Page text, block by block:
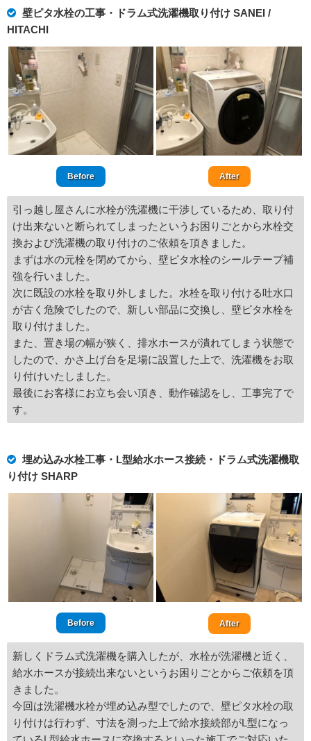
壁ピタ水栓の工事・ドラム式洗濯機取り付け SANEI /
HITACHI
Before After
引っ越し屋さんに水栓が洗濯機に干渉しているため、取り付
け出来ないと断られてしまったというお困りごとから水栓交
換および洗濯機の取り付けのご依頼を頂きました。
まずは水の元栓を閉めてから、壁ピタ水栓のシールテープ補
強を行いました。
次に既設の水栓を取り外しました。水栓を取り付ける吐水口
が古く危険でしたので、新しい部品に交換し、壁ピタ水栓を
取り付けました。
また、置き場の幅が狭く、排水ホースが潰れてしまう状態で
したので、かさ上げ台を足場に設置した上で、洗濯機をお取
り付けいたしました。
最後にお客様にお立ち会い頂き、動作確認をし、工事完了で
す。
埋め込み水栓工事・L型給水ホース接続・ドラム式洗濯機取
り付け SHARP
Before After
新しくドラム式洗濯機を購入したが、水栓が洗濯機と近く、
給水ホースが接続出来ないというお困りごとからご依頼を頂
きました。
今回は洗濯機水栓が埋め込み型でしたので、壁ピタ水栓の取
り付けは行わず、寸法を測った上で給水接続部がL型になっ